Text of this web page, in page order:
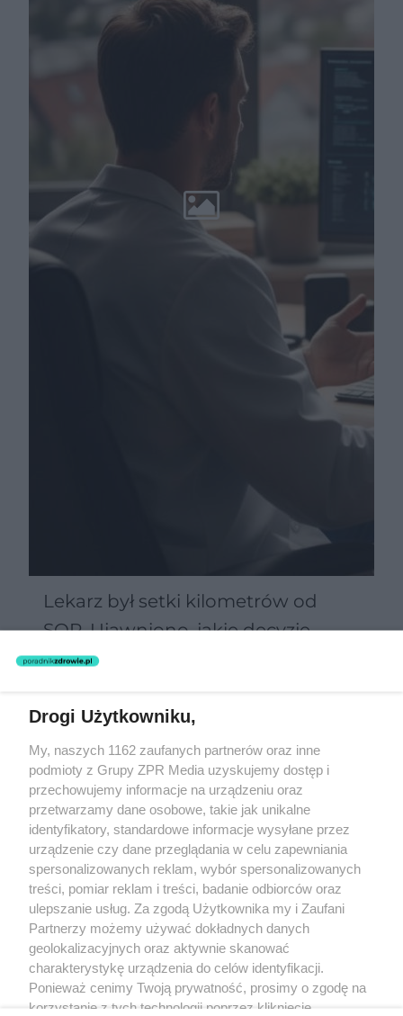
Lekarz był setki kilometrów od
SOR. Ujawniono, jakie decyzje
podejmowano zdalnie
rozpowszechniany lub dalej rozpowszechniany w jakikolwiek sposób
(w tym także elektroniczny lub mechaniczny) na jakimkolwiek polu
eksploatacji w jakiejkolwiek formie, włącznie z umieszczaniem w
Internecie bez pisemnej zgody właściciela praw. Jakiekolwiek użycie
lub wykorzystanie utworów w całości lub w części z naruszeniem
prawa, tzn. bez właściwej zgody, jest zabronione pod groźbą kary i
może być ścigane prawnie.
O nas
Informacje prawne
Drogi Użytkowniku,
My, naszych 1162 zaufanych partnerów oraz inne
podmioty z Grupy ZPR Media uzyskujemy dostęp i
przechowujemy informacje na urządzeniu oraz
przetwarzamy dane osobowe, takie jak unikalne
identyfikatory, standardowe informacje wysyłane przez
urządzenie czy dane przeglądania w celu zapewniania
spersonalizowanych reklam, wybór spersonalizowanych
treści, pomiar reklam i treści, badanie odbiorców oraz
ulepszanie usług. Za zgodą Użytkownika my i Zaufani
Partnerzy możemy używać dokładnych danych
geolokalizacyjnych oraz aktywnie skanować
charakterystykę urządzenia do celów identyfikacji.
Ponieważ cenimy Twoją prywatność, prosimy o zgodę na
korzystanie z tych technologii poprzez kliknięcie